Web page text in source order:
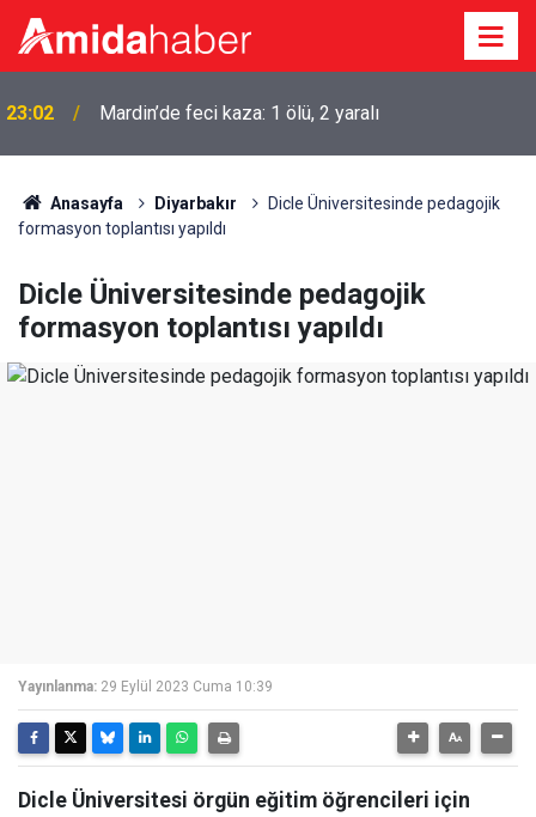
22:50 Cumhurbaşkanı Erdoğan Suudi Arabistan’a gidiyor
Anasayfa Diyarbakır
Dicle Üniversitesinde pedagojik
formasyon toplantısı yapıldı
Dicle Üniversitesinde pedagojik
formasyon toplantısı yapıldı
Yayınlanma: 29 Eylül 2023 Cuma 10:39
Dicle Üniversitesi örgün eğitim öğrencileri için